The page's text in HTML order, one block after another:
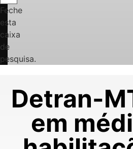
Feche
esta
caixa
de
pesquisa.
Detran-
em